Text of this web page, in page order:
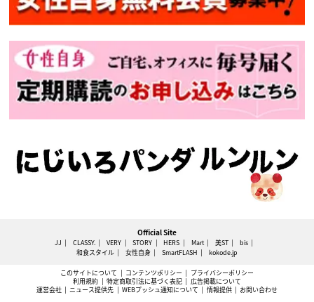
Official Site
JJ CLASSY. VERY STORY HERS Mart 美ST
bis
和食スタイル
女性自身 SmartFLASH kokode.jp
このサイトについて コンテンツポリシー
プライバシーポリシー
利用規約
特定商取引法に基づく表記
広告掲載について
運営会社
ニュース提供先 WEBプッシュ通知について 情報提供 お問い合わせ